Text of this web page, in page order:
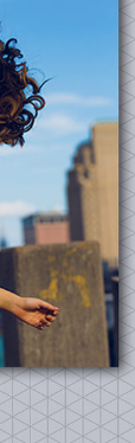
Dane Treningowe AI